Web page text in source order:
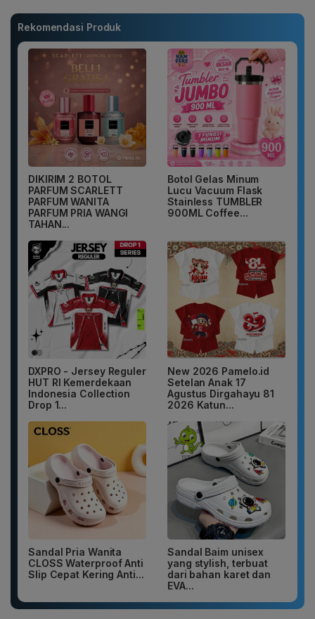
Rekomendasi Produk
DIKIRIM 2 BOTOL
PARFUM SCARLETT
PARFUM WANITA
PARFUM PRIA WANGI
TAHAN...
Botol Gelas Minum
Lucu Vacuum Flask
Stainless TUMBLER
900ML Coffee...
DXPRO - Jersey Reguler
HUT RI Kemerdekaan
Indonesia Collection
Drop 1...
New 2026 Pamelo.id
Setelan Anak 17
Agustus Dirgahayu 81
2026 Katun...
Sandal Pria Wanita
CLOSS Waterproof Anti
Slip Cepat Kering Anti...
Sandal Baim unisex
yang stylish, terbuat
dari bahan karet dan
EVA...